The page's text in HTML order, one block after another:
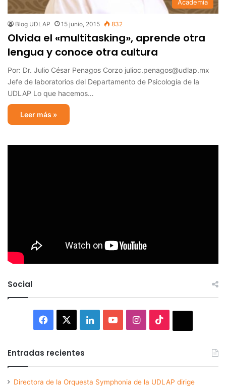
Academia
Blog UDLAP 15 junio, 2015 832
Olvida el «multitasking», aprende otra
lengua y conoce otra cultura
Por: Dr. Julio César Penagos Corzo julioc.penagos@udlap.mx
Jefe de laboratorios del Departamento de Psicología de la
UDLAP Lo que hacemos…
Leer más »
Social
Facebook LinkedInYouTubeInstagram
Entradas recientes
Directora de la Orquesta Symphonia de la UDLAP dirige